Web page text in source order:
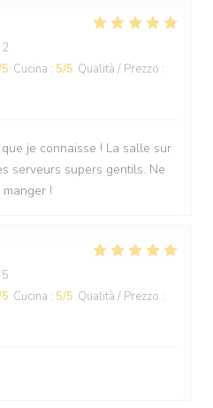
Cucina : 5/5 Qualità / Prezzo :
je connaisse ! La salle sur
serveurs supers gentils. Ne
!
Cucina : 5/5 Qualità / Prezzo :